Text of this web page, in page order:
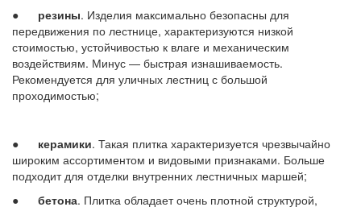
● резины. Изделия максимально безопасны для
передвижения по лестнице, характеризуются низкой
стоимостью, устойчивостью к влаге и механическим
воздействиям. Минус — быстрая изнашиваемость.
Рекомендуется для уличных лестниц с большой
проходимостью;
● керамики. Такая плитка характеризуется чрезвычайно
широким ассортиментом и видовыми признаками. Больше
подходит для отделки внутренних лестничных маршей;
●
бетона. Плитка обладает очень плотной структурой,